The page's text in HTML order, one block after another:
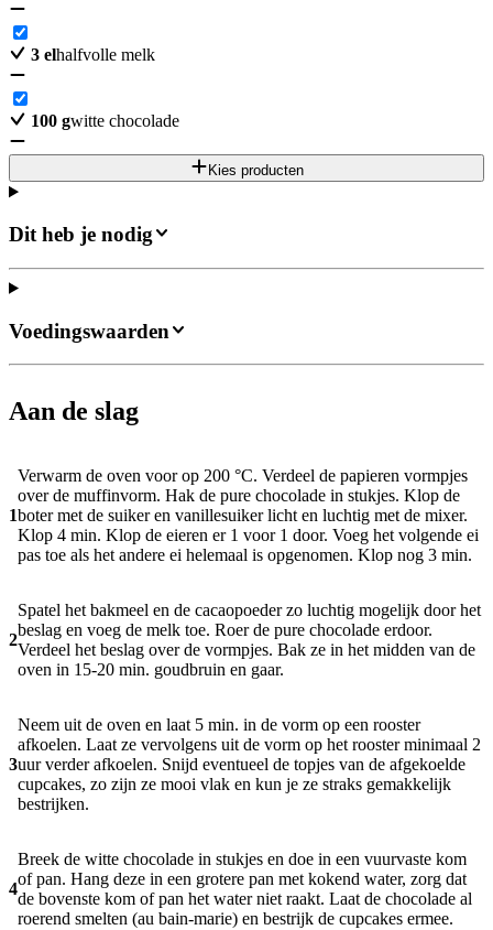
3 elhalfvolle melk
100 gwitte chocolade
Kies producten
Dit heb je nodig
Aan de slag
1
Verwarm de oven voor op 200 °C. Verdeel de papieren vormpjes
over de muffinvorm. Hak de pure chocolade in stukjes. Klop de
boter met de suiker en vanillesuiker licht en luchtig met de mixer.
Klop 4 min. Klop de eieren er 1 voor 1 door. Voeg het volgende ei
pas toe als het andere ei helemaal is opgenomen. Klop nog 3 min.
2
Spatel het bakmeel en de cacaopoeder zo luchtig mogelijk door het
beslag en voeg de melk toe. Roer de pure chocolade erdoor.
Verdeel het beslag over de vormpjes. Bak ze in het midden van de
oven in 15-20 min. goudbruin en gaar.
3
Neem uit de oven en laat 5 min. in de vorm op een rooster
afkoelen. Laat ze vervolgens uit de vorm op het rooster minimaal 2
uur verder afkoelen. Snijd eventueel de topjes van de afgekoelde
cupcakes, zo zijn ze mooi vlak en kun je ze straks gemakkelijk
bestrijken.
4
Breek de witte chocolade in stukjes en doe in een vuurvaste kom
of pan. Hang deze in een grotere pan met kokend water, zorg dat
de bovenste kom of pan het water niet raakt. Laat de chocolade al
roerend smelten (au bain-marie) en bestrijk de cupcakes ermee.
Voedingswaarden